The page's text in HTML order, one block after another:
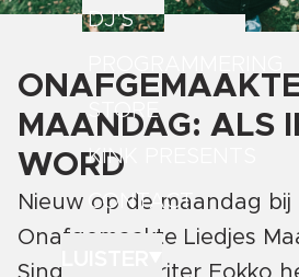
DJ'S
STORE
KINK PRESENTS
CONTACT
MAANDAG: ALS
WORD
Nieuw op de maandag bij
Onafgemaakte Liedjes